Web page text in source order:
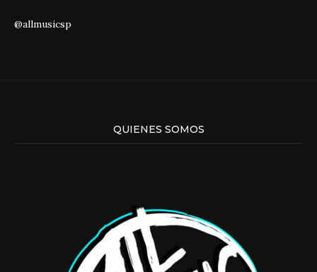
@allmusicsp
QUIENES SOMOS